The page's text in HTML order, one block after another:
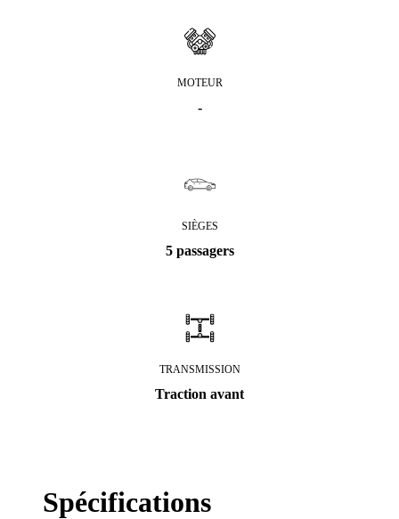
MOTEUR
-
SIÈGES
5 passagers
TRANSMISSION
Traction avant
Spécifications